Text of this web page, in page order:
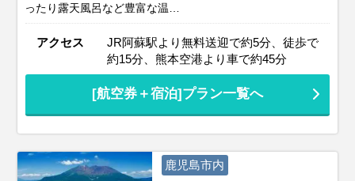
ったり露天風呂など豊富な温…
アクセス
JR阿蘇駅より無料送迎で約5分、徒歩で
約15分、熊本空港より車で約45分
[航空券＋宿泊]プラン一覧へ
鹿児島市内